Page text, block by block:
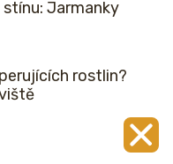
Jarmanky
rostlin?